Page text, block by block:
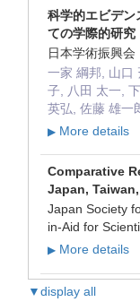
科学的エビデン
ての学際的研究
日本学術振興
一家 綱邦, 山口
子, 八田 太一,
英弘, 佐藤 雄一
▶ More details
Comparative
Japan,
Japan Society
in-Aid for
▶ More details
▼display all